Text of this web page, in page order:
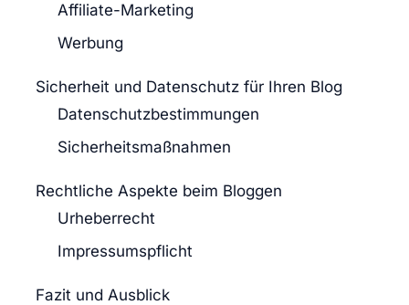
Affiliate-Marketing
Werbung
Sicherheit und Datenschutz für Ihren Blog
Datenschutzbestimmungen
Sicherheitsmaßnahmen
Rechtliche Aspekte beim Bloggen
Urheberrecht
Impressumspflicht
Fazit und Ausblick